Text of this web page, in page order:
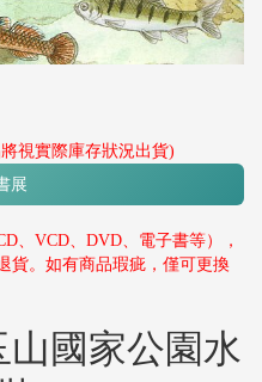
視實際庫存狀況出貨)
展
、VCD、DVD、電子書等），
貨。如有商品瑕疵，僅可更換
國家公園水